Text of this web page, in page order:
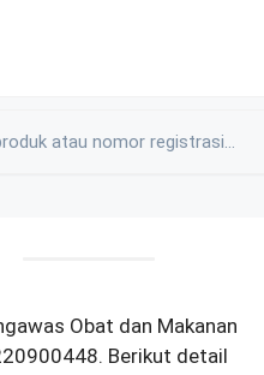
Obat dan Makanan
Berikut detail